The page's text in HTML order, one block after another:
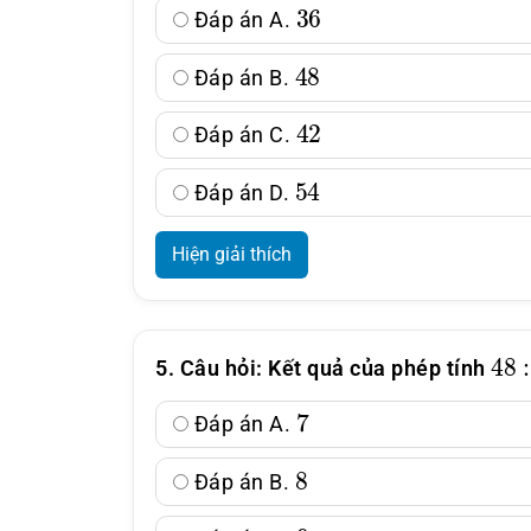
Đáp án A.
Đáp án B.
48
Đáp án C.
42
Đáp án D.
54
Hiện giải thích
5. Câu hỏi: Kết quả của phép tính
48
Đáp án A.
7
Đáp án B.
8
9